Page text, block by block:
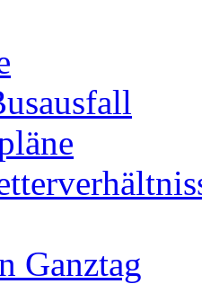
Ganztag